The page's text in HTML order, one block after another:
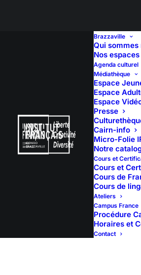
Brazzaville
Qui sommes
Nos espaces
Agenda culturel
Médiathèque
Espace
Espace
Espace
Presse
Cairn-info
Micro-Folie
Notre
Cours et
Cours et
Cours de
Cours de
Ateliers
Campus France
Procédure
Horaires et
Contact
Rien Trouvé
Il semble que nous ne pouvons
vous cherchez. Peut-être qu'une
vous aider.